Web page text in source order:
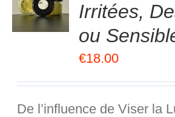
Irritées,
ou
€18.00
De l’influence de Viser la